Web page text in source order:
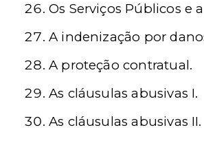
Os Serviços Públicos e
A indenização por
A proteção contratual.
As cláusulas abusivas I.
As cláusulas abusivas II.